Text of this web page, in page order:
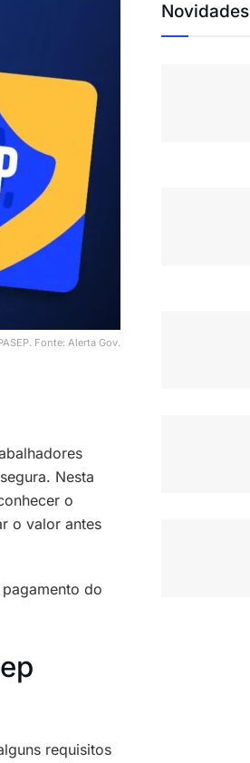
Fonte: Alerta Gov.
Nesta
o
o valor antes
do
requisitos
Novidades